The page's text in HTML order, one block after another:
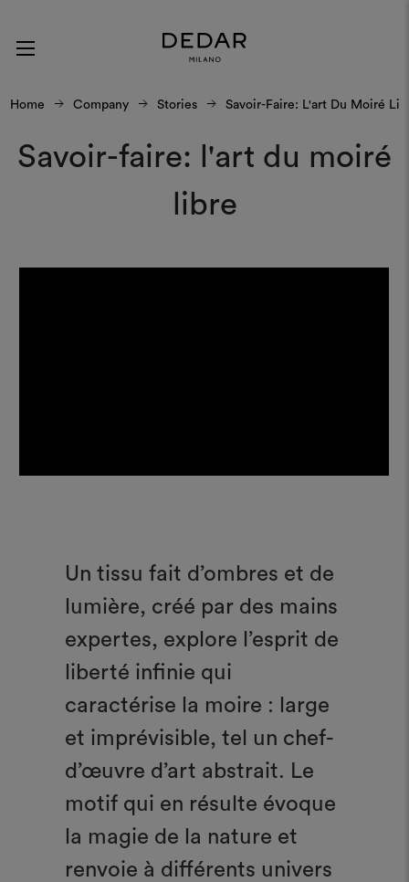
Home Company Stories Savoir-Faire: L'art Du Moiré
Savoir-faire: l'art du moiré
libre
Un tissu fait d’ombres et de
lumière, créé par des mains
expertes, explore l’esprit de
liberté infinie qui
caractérise la moire : large
et imprévisible, tel un chef-
d’œuvre d’art abstrait. Le
motif qui en résulte évoque
la magie de la nature et
renvoie à différents univers